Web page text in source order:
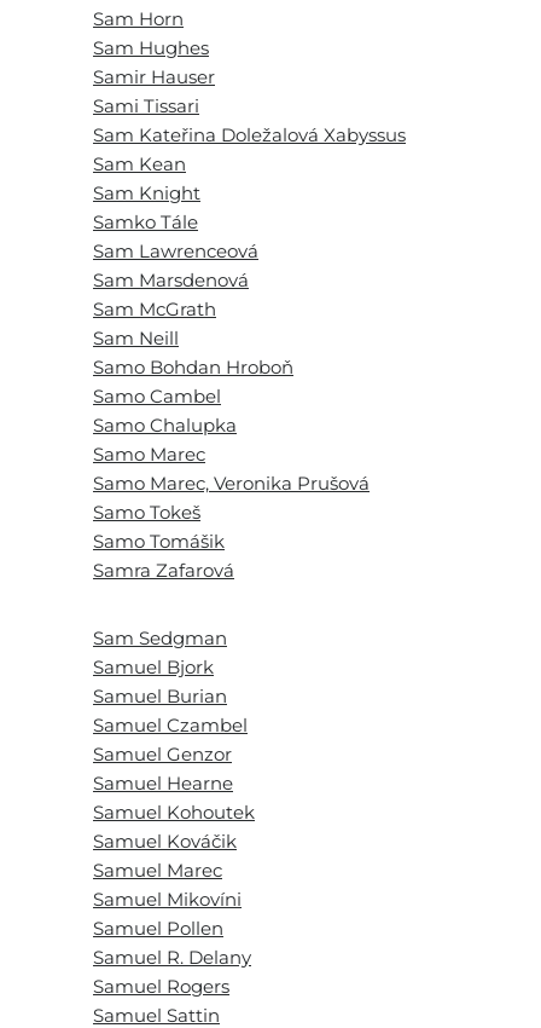
Sam Horn
Sam Hughes
Samir Hauser
Sami Tissari
Sam Kateřina Doležalová Xabyssus
Sam Kean
Sam Knight
Samko Tále
Sam Lawrenceová
Sam Marsdenová
Sam McGrath
Sam Neill
Samo Bohdan Hroboň
Samo Cambel
Samo Chalupka
Samo Marec
Samo Marec, Veronika Prušová
Samo Tokeš
Samo Tomášik
Samra Zafarová
Sam Sedgman
Samuel Bjork
Samuel Burian
Samuel Czambel
Samuel Genzor
Samuel Hearne
Samuel Kohoutek
Samuel Kováčik
Samuel Marec
Samuel Mikovíni
Samuel Pollen
Samuel R. Delany
Samuel Rogers
Samuel Sattin